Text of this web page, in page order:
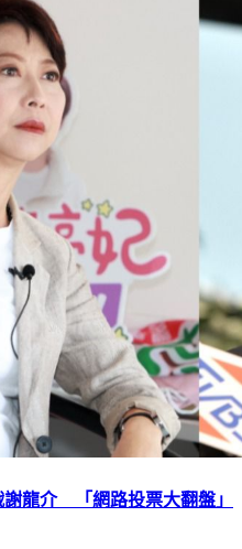
龍介 「網路投票大翻盤」